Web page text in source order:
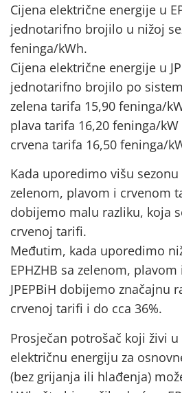
Cijena električne energije u
jednotarifno brojilo u nižoj
feninga/kWh.
Cijena električne energije u
jednotarifno brojilo po
zelena tarifa 15,90 feninga/
plava tarifa 16,20 feninga/kW
crvena tarifa 16,50 feninga/
Kada uporedimo višu sezonu
zelenom, plavom i crvenom
dobijemo malu razliku, koja
crvenoj tarifi.
Međutim, kada uporedimo
EPHZHB sa zelenom,
JPEPBiH dobijemo značajnu
crvenoj tarifi i do cca 36%.
Prosječan potrošač koji živi
električnu energiju za
(bez grijanja ili hlađenja)